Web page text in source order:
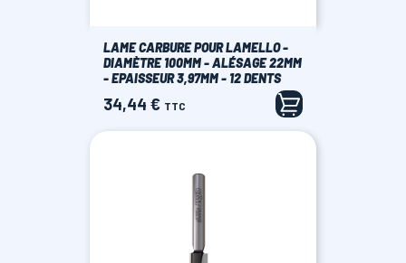
LAME CARBURE POUR LAMELLO -
DIAMÈTRE 100MM - ALÉSAGE 22MM
- EPAISSEUR 3,97MM - 12 DENTS
Prix
34,44 € TTC